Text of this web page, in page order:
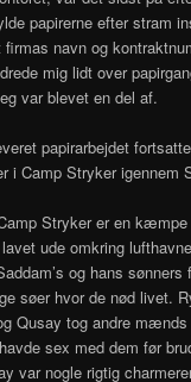
papirerne efter stram
navn og
mig lidt over
var blevet en del af.
papirarbejdet
i Camp Stryker igennem
Stryker er en
ude omkring
og hans sønners
søer hvor de nød livet.
Qusay tog andre
sex med dem før
var nogle rigtig